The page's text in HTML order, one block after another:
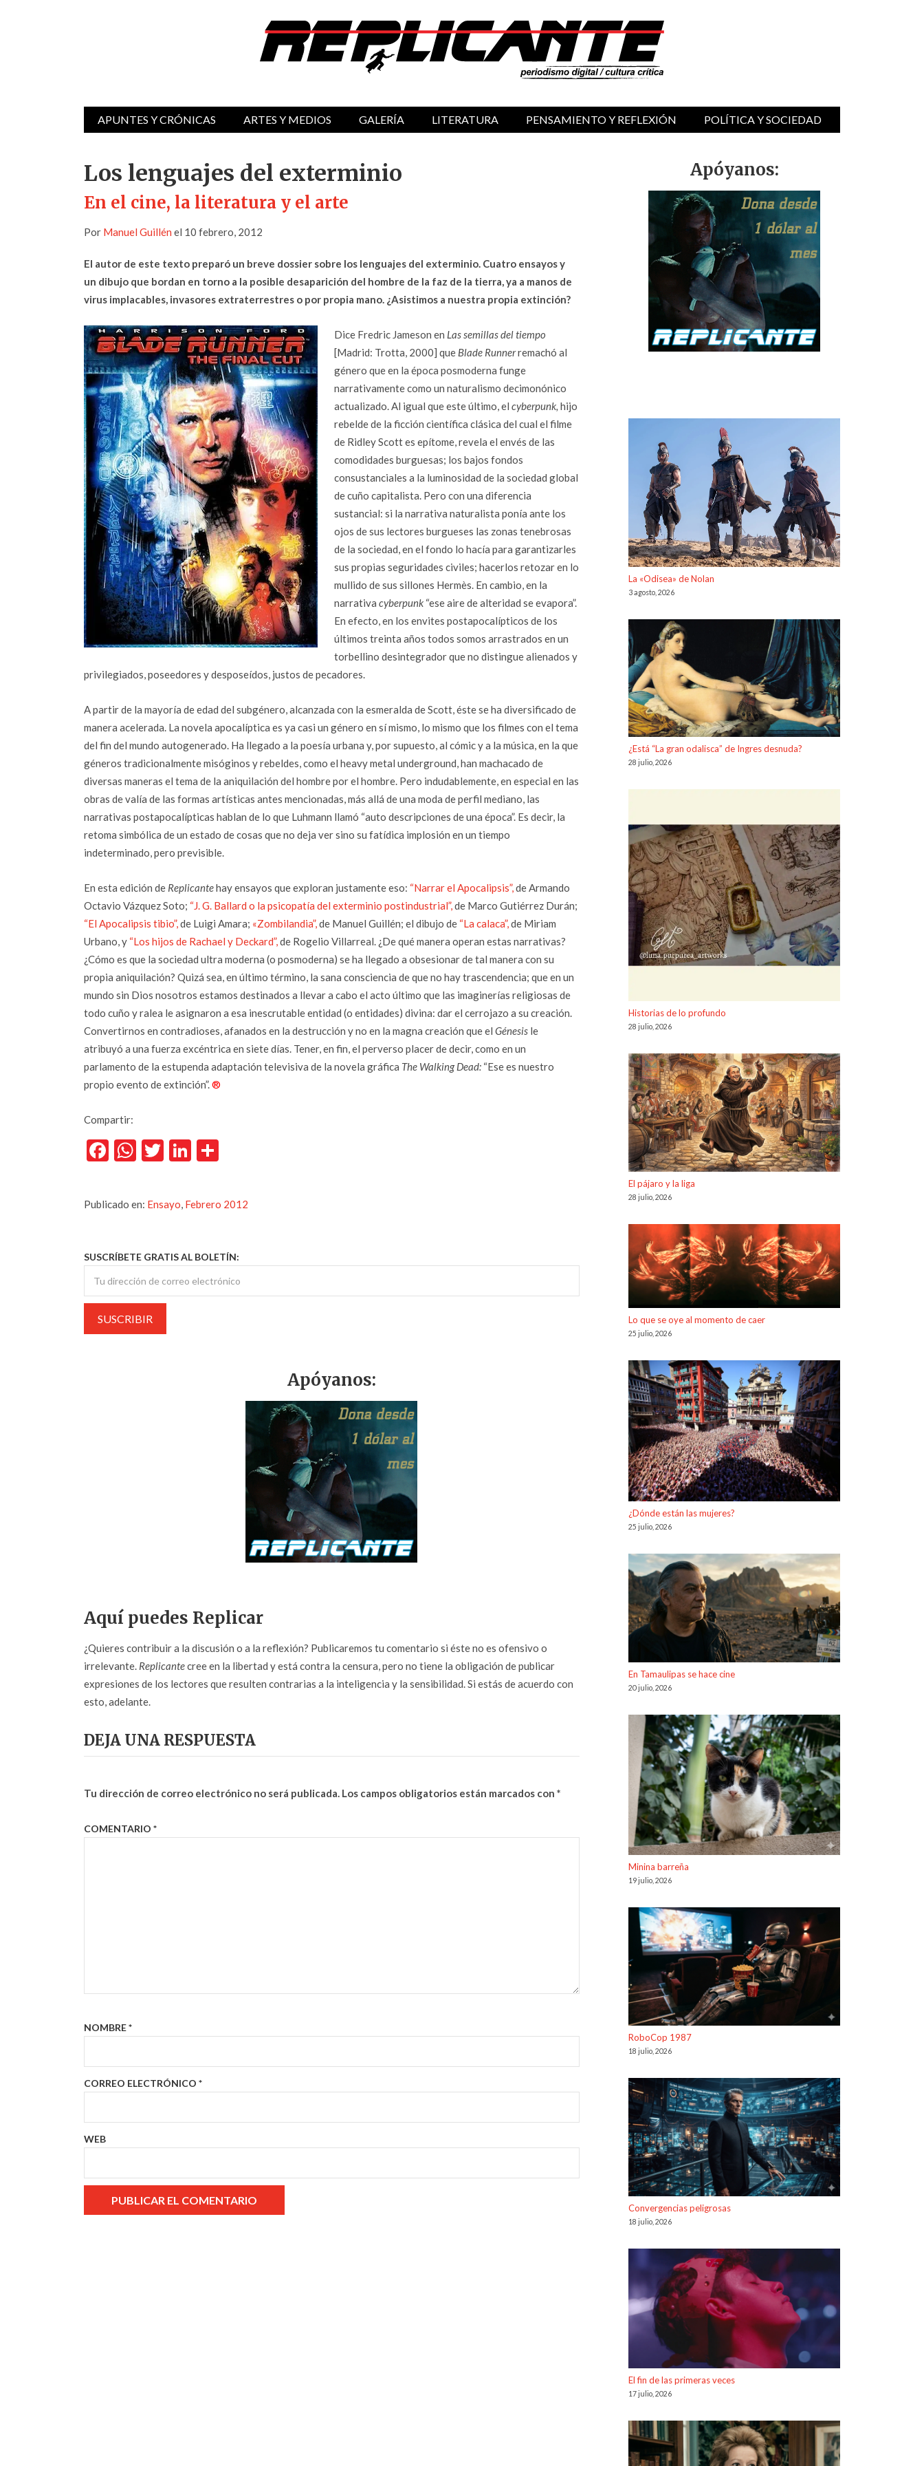
APUNTES Y CRÓNICAS ARTES Y MEDIOS GALERÍA LITERATURA PENSAMIENTO Y REFLEXIÓN POLÍTICA Y SOCIEDAD
Los lenguajes del exterminio
En el cine, la literatura y el arte
Por Manuel Guillén el 10 febrero, 2012
El autor de este texto preparó un breve dossier sobre los lenguajes del exterminio. Cuatro ensayos y
un dibujo que bordan en torno a la posible desaparición del hombre de la faz de la tierra, ya a manos de
virus implacables, invasores extraterrestres o por propia mano. ¿Asistimos a nuestra propia extinción?
Dice Fredric Jameson en Las semillas del tiempo
[Madrid: Trotta, 2000] que Blade Runnerremachó al
género que en la época posmoderna funge
narrativamente como un naturalismo decimonónico
actualizado. Al igual que este último, el cyberpunk, hijo
rebelde de la ficción científica clásica del cual el filme
de Ridley Scott es epítome, revela el envés de las
comodidades burguesas; los bajos fondos
consustanciales a la luminosidad de la sociedad global
de cuño capitalista. Pero con una diferencia
sustancial: si la narrativa naturalista ponía ante los
ojos de sus lectores burgueses las zonas tenebrosas
de la sociedad, en el fondo lo hacía para garantizarles
sus propias seguridades civiles; hacerlos retozar en lo
mullido de sus sillones Hermès. En cambio, en la
narrativa cyberpunk “ese aire de alteridad se evapora”.
En efecto, en los envites postapocalípticos de los
últimos treinta años todos somos arrastrados en un
torbellino desintegrador que no distingue alienados y
privilegiados, poseedores y desposeídos, justos de pecadores.
A partir de la mayoría de edad del subgénero, alcanzada con la esmeralda de Scott, éste se ha diversificado de
manera acelerada. La novela apocalíptica es ya casi un género en sí mismo, lo mismo que los filmes con el tema
del fin del mundo autogenerado. Ha llegado a la poesía urbana y, por supuesto, al cómic y a la música, en la que
géneros tradicionalmente misóginos y rebeldes, como el heavy metal underground, han machacado de
diversas maneras el tema de la aniquilación del hombre por el hombre. Pero indudablemente, en especial en las
obras de valía de las formas artísticas antes mencionadas, más allá de una moda de perfil mediano, las
narrativas postapocalípticas hablan de lo que Luhmann llamó “auto descripciones de una época”. Es decir, la
retoma simbólica de un estado de cosas que no deja ver sino su fatídica implosión en un tiempo
indeterminado, pero previsible.
En esta edición de Replicantehay ensayos que exploran justamente eso: “Narrar el Apocalipsis”,de Armando
Octavio Vázquez Soto; “J. G. Ballard o la psicopatía del exterminio postindustrial”,de Marco Gutiérrez Durán;
“El Apocalipsis tibio”,de Luigi Amara; «Zombilandia”,de Manuel Guillén; el dibujo de “La calaca”,de Miriam
Urbano, y “Los hijos de Rachael y Deckard”,de Rogelio Villarreal. ¿De qué manera operan estas narrativas?
¿Cómo es que la sociedad ultra moderna (o posmoderna) se ha llegado a obsesionar de tal manera con su
propia aniquilación? Quizá sea, en último término, la sana consciencia de que no hay trascendencia; que en un
mundo sin Dios nosotros estamos destinados a llevar a cabo el acto último que las imaginerías religiosas de
todo cuño y ralea le asignaron a esa inescrutable entidad (o entidades) divina: dar el cerrojazo a su creación.
Convertirnos en contradioses, afanados en la destrucción y no en la magna creación que el Génesis le
atribuyó a una fuerza excéntrica en siete días. Tener, en fin, el perverso placer de decir, como en un
parlamento de la estupenda adaptación televisiva de la novela gráfica The Walking Dead: “Ese es nuestro
propio evento de extinción”.®
Compartir:
Facebook
WhatsApp
TwitterLinkedIn
Publicado en: Ensayo, Febrero 2012
SUSCRÍBETE GRATIS AL BOLETÍN:
Apóyanos:
Aquí puedes Replicar
¿Quieres contribuir a la discusión o a la reflexión? Publicaremos tu comentario si éste no es ofensivo o
irrelevante. Replicantecree en la libertad y está contra la censura, pero no tiene la obligación de publicar
expresiones de los lectores que resulten contrarias a la inteligencia y la sensibilidad. Si estás de acuerdo con
esto, adelante.
DEJA UNA RESPUESTA
Tu dirección de correo electrónico no será publicada. Los campos obligatorios están marcados con *
COMENTARIO *
NOMBRE*
CORREO ELECTRÓNICO *
WEB
Apóyanos:
La «Odisea» de Nolan
3 agosto, 2026
¿Está “La gran odalisca” de Ingres desnuda?
28 julio, 2026
Historias de lo profundo
28 julio, 2026
El pájaro y la liga
28 julio, 2026
Lo que se oye al momento de caer
25 julio, 2026
¿Dónde están las mujeres?
25 julio, 2026
En Tamaulipas se hace cine
20 julio, 2026
Minina barreña
19 julio, 2026
RoboCop 1987
18 julio, 2026
Convergencias peligrosas
18 julio, 2026
El fin de las primeras veces
17 julio, 2026